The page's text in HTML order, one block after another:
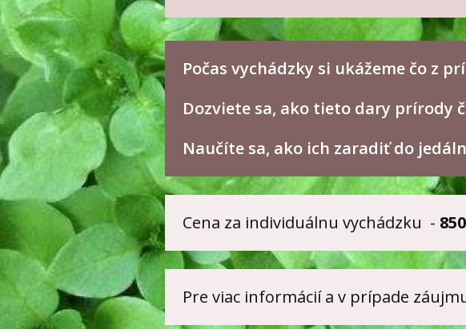
Počas vychádzky si ukážeme čo z
Dozviete sa, ako tieto dary prírody
Naučíte sa, ako ich zaradiť do
Cena za individuálnu vychádzku -
Pre viac informácií a v prípade